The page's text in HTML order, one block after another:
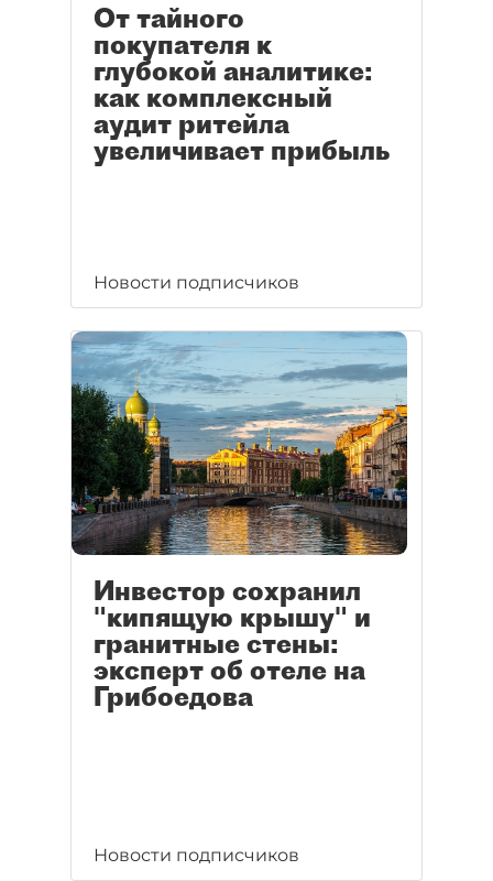
От тайного
покупателя к
глубокой аналитике:
как комплексный
аудит ритейла
увеличивает прибыль
Новости подписчиков
Инвестор сохранил
"кипящую крышу" и
гранитные стены:
эксперт об отеле на
Грибоедова
Новости подписчиков